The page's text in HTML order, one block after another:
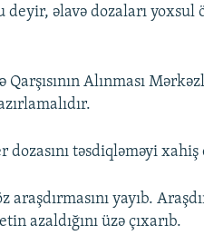
əlavə dozaları yoxsul
Alınması
təsdiqləməyi xahiş
yayıb.
azaldığını üzə çıxarıb.